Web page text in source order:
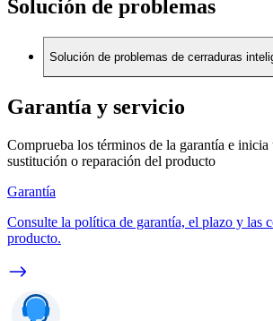
Solución de problemas
Solución de problemas de cerraduras
Garantía y servicio
Comprueba los términos de la garantía e
sustitución o reparación del producto
Garantía
Consulte la política de garantía, el plazo y las
producto.